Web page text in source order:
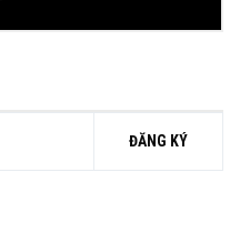
ĐĂNG KÝ